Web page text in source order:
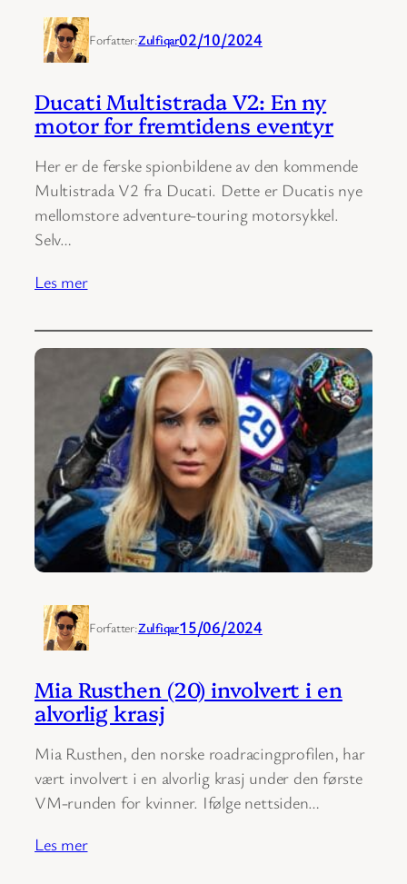
Forfatter:Zulfiqar02/10/2024
Ducati Multistrada V2: En ny
motor for fremtidens eventyr
Her er de ferske spionbildene av den kommende
Multistrada V2 fra Ducati. Dette er Ducatis nye
mellomstore adventure-touring motorsykkel.
Selv…
Les mer
Forfatter:Zulfiqar15/06/2024
Mia Rusthen (20) involvert i en
alvorlig krasj
Mia Rusthen, den norske roadracingprofilen, har
vært involvert i en alvorlig krasj under den første
VM-runden for kvinner. Ifølge nettsiden…
Les mer